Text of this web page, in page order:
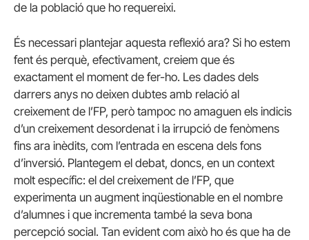
de la població que ho requereixi.
És necessari plantejar aquesta reflexió ara? Si ho estem
fent és perquè, efectivament, creiem que és
exactament el moment de fer-ho. Les dades dels
darrers anys no deixen dubtes amb relació al
creixement de l’FP, però tampoc no amaguen els indicis
d’un creixement desordenat i la irrupció de fenòmens
fins ara inèdits, com l’entrada en escena dels fons
d’inversió. Plantegem el debat, doncs, en un context
molt específic: el del creixement de l’FP, que
experimenta un augment inqüestionable en el nombre
d’alumnes i que incrementa també la seva bona
percepció social. Tan evident com això ho és que ha de